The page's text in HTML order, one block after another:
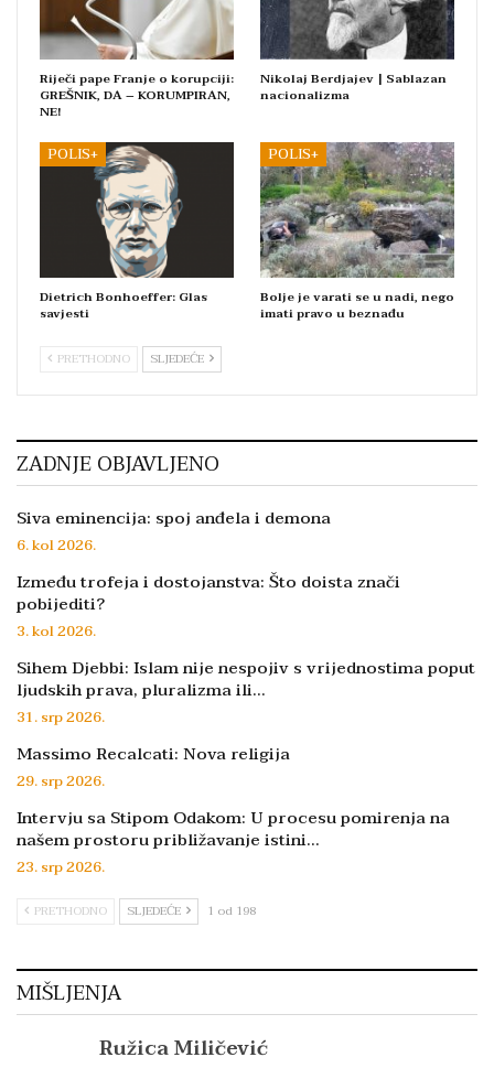
Riječi pape Franje o korupciji:
GREŠNIK, DA – KORUMPIRAN,
NE!
Nikolaj Berdjajev | Sablazan
nacionalizma
POLIS+
Dietrich Bonhoeffer: Glas
savjesti
POLIS+
Bolje je varati se u nadi, nego
imati pravo u beznađu
PRETHODNO SLJEDEĆE
ZADNJE OBJAVLJENO
Siva eminencija: spoj anđela i demona
6. kol 2026.
Između trofeja i dostojanstva: Što doista znači
pobijediti?
3. kol 2026.
Sihem Djebbi: Islam nije nespojiv s vrijednostima poput
ljudskih prava, pluralizma ili…
31. srp 2026.
Massimo Recalcati: Nova religija
29. srp 2026.
Intervju sa Stipom Odakom: U procesu pomirenja na
našem prostoru približavanje istini…
23. srp 2026.
PRETHODNO SLJEDEĆE 1 od 198
MIŠLJENJA
Ružica Miličević